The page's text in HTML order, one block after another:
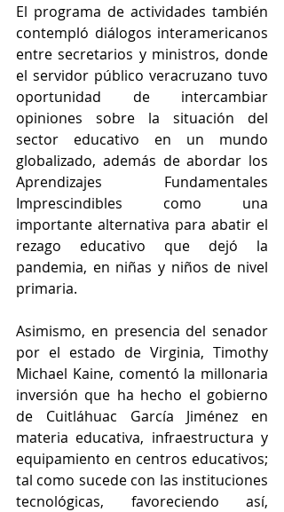
El programa de actividades también
contempló diálogos interamericanos
entre secretarios y ministros, donde
el servidor público veracruzano tuvo
oportunidad de intercambiar
opiniones sobre la situación del
sector educativo en un mundo
globalizado, además de abordar los
Aprendizajes Fundamentales
Imprescindibles como una
importante alternativa para abatir el
rezago educativo que dejó la
pandemia, en niñas y niños de nivel
primaria.
Asimismo, en presencia del senador
por el estado de Virginia, Timothy
Michael Kaine, comentó la millonaria
inversión que ha hecho el gobierno
de Cuitláhuac García Jiménez en
materia educativa, infraestructura y
equipamiento en centros educativos;
tal como sucede con las instituciones
tecnológicas, favoreciendo así,